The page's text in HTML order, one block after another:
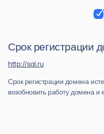
Срок регистрации
Срок регистрации домена
возобновить работу домена и
http://sql.ru